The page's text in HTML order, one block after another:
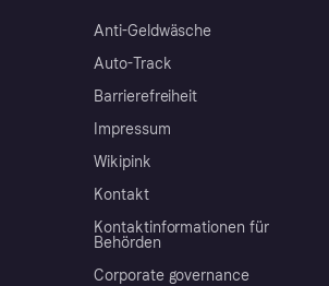
Anti-Geldwäsche
Auto-Track
Barrierefreiheit
Impressum
Wikipink
Kontakt
Kontaktinformationen für
Behörden
Corporate governance